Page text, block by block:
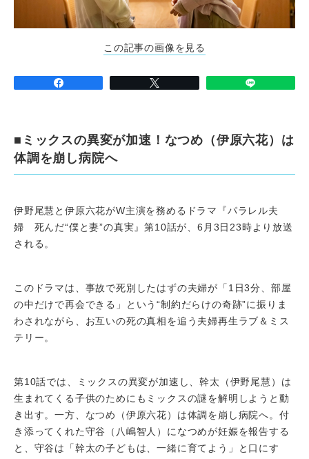
この記事の画像を見る
■ミックスの異変が加速！なつめ（伊原六花）は
体調を崩し病院へ
伊野尾慧と伊原六花がW主演を務めるドラマ『パラレル夫
婦 死んだ“僕と妻”の真実』第10話が、6月3日23時より放送
される。
このドラマは、事故で死別したはずの夫婦が「1日3分、部屋
の中だけで再会できる」という“制約だらけの奇跡”に振りま
わされながら、お互いの死の真相を追う夫婦再生ラブ＆ミス
テリー。
第10話では、ミックスの異変が加速し、幹太（伊野尾慧）は
生まれてくる子供のためにもミックスの謎を解明しようと動
き出す。一方、なつめ（伊原六花）は体調を崩し病院へ。付
き添ってくれた守谷（八嶋智人）になつめが妊娠を報告する
と、守谷は「幹太の子どもは、一緒に育てよう」と口にす